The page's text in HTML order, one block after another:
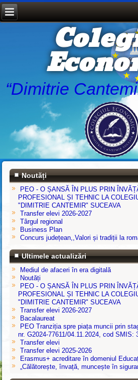
“Dimitrie
Noutăți
PEO - O ȘANSĂ ÎN PLUS PRIN
PROFESIONAL ȘI TEHNIC LA
"DIMITRIE CANTEMIR" SUCEAVA
Transfer elevi 2026-2027
Târgul regional
Business Plan
Concurs județean,,Valori și tradiții la
Ultimele actualizări
Mediul de afaceri în era digitală
Noutăți
PEO - O ȘANSĂ ÎN PLUS PRIN
PROFESIONAL ȘI TEHNIC LA
"DIMITRIE CANTEMIR" SUCEAVA
Transfer elevi 2026-2027
Bacalaureat
PEO Tranziția spre piața muncii prin
nr. G2024-77611/04.11.2024, cod SMIS:
Transfer elevi
Transfer elevi 2025-2026
Erasmus+ acreditare în domeniul
„Călătorește, învață, muncește în